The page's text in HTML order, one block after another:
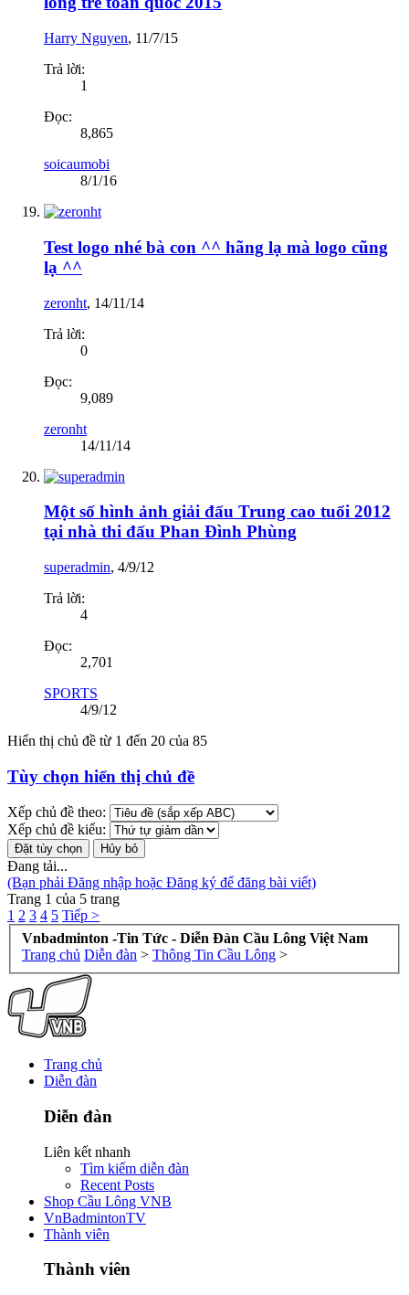
Harry Nguyen, 11/7/15
Trả lời:
1
Đọc:
8,865
soicaumobi
8/1/16
Test logo nhé bà con ^^ hãng lạ mà logo cũng
lạ ^^
zeronht, 14/11/14
Trả lời:
0
Đọc:
9,089
zeronht
14/11/14
Một số hình ảnh giải đấu Trung cao tuổi 2012
tại nhà thi đấu Phan Đình Phùng
superadmin, 4/9/12
Trả lời:
4
Đọc:
2,701
SPORTS
4/9/12
Hiển thị chủ đề từ 1 đến 20 của 85
Tùy chọn hiển thị chủ đề
Xếp chủ đề theo:
Xếp chủ đề kiểu:
Đang tải...
(Bạn phải Đăng nhập hoặc Đăng ký để đăng bài viết)
Trang 1 của 5 trang
1 2 3 4 5 Tiếp >
Vnbadminton -Tin Tức - Diễn Đàn Cầu Lông Việt Nam
Trang chủ Diễn đàn > Thông Tin Cầu Lông >
Trang chủ
Diễn đàn
Diễn đàn
Liên kết nhanh
Tìm kiếm diễn đàn
Recent Posts
Shop Cầu Lông VNB
VnBadmintonTV
Thành viên
Thành viên